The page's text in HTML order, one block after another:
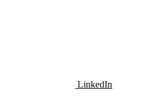
LinkedIn